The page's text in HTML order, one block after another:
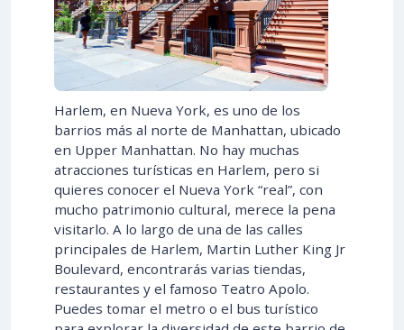
Harlem, en Nueva York, es uno de los
barrios más al norte de Manhattan, ubicado
en Upper Manhattan. No hay muchas
atracciones turísticas en Harlem, pero si
quieres conocer el Nueva York “real”, con
mucho patrimonio cultural, merece la pena
visitarlo. A lo largo de una de las calles
principales de Harlem, Martin Luther King Jr
Boulevard, encontrarás varias tiendas,
restaurantes y el famoso Teatro Apolo.
Puedes tomar el metro o el bus turístico